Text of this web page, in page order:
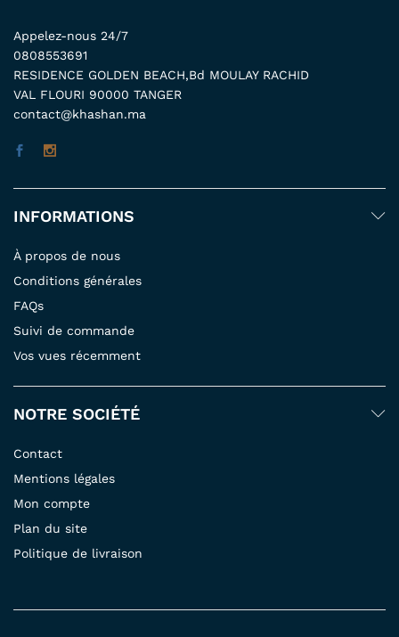
Appelez-nous 24/7
0808553691
RESIDENCE GOLDEN BEACH,Bd MOULAY RACHID
VAL FLOURI 90000 TANGER
contact@khashan.ma
INFORMATIONS
À propos de nous
Conditions générales
FAQs
Suivi de commande
Vos vues récemment
NOTRE SOCIÉTÉ
Contact
Mentions légales
Mon compte
Plan du site
Politique de livraison